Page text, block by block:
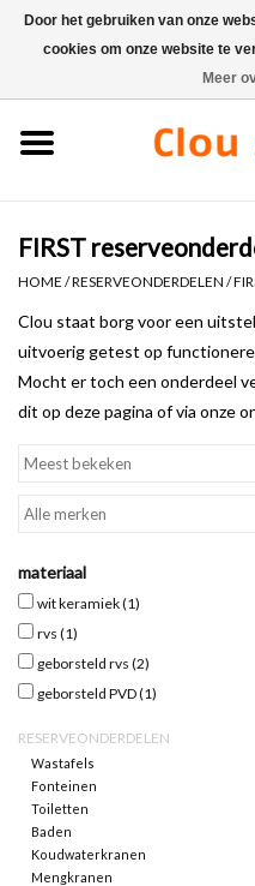
Fonteinsets
Fonteinen
Toiletten
Kranen & afvoeren
Meubels
Badkamer accessoires
Merken
FIRST
HOME /RESERVEONDERDELEN /
Clou staat borg voor een
uitvoerig getest op
Mocht er toch een onderdeel
dit op deze pagina of via onze
materiaal
wit keramiek(1)
rvs (1)
geborsteld rvs (2)
geborsteld PVD(1)
RESERVEONDERDELEN
Wastafels
Fonteinen
Toiletten
Baden
Koudwaterkranen
Mengkranen
Door het gebruiken van onze
cookies om onze website te
Meer